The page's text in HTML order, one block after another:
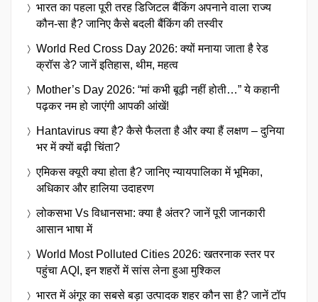
भारत का पहला पूरी तरह डिजिटल बैंकिंग अपनाने वाला राज्य
कौन-सा है? जानिए कैसे बदली बैंकिंग की तस्वीर
World Red Cross Day 2026: क्यों मनाया जाता है रेड
क्रॉस डे? जानें इतिहास, थीम, महत्व
Mother’s Day 2026: “मां कभी बूढ़ी नहीं होती…” ये कहानी
पढ़कर नम हो जाएंगी आपकी आंखें!
Hantavirus क्या है? कैसे फैलता है और क्या हैं लक्षण – दुनिया
भर में क्यों बढ़ी चिंता?
एमिकस क्यूरी क्या होता है? जानिए न्यायपालिका में भूमिका,
अधिकार और हालिया उदाहरण
लोकसभा Vs विधानसभा: क्या है अंतर? जानें पूरी जानकारी
आसान भाषा में
World Most Polluted Cities 2026: खतरनाक स्तर पर
पहुंचा AQI, इन शहरों में सांस लेना हुआ मुश्किल
भारत में अंगूर का सबसे बड़ा उत्पादक शहर कौन सा है? जानें टॉप